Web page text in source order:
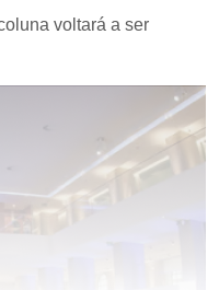
voltará a ser